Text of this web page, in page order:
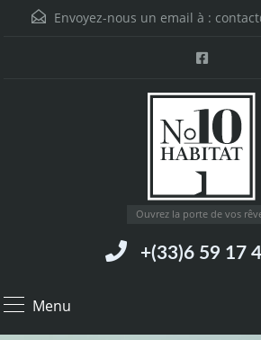
Envoyez-nous un email à :
Ouvrez la porte de vos
+(33)6 59 17
Menu